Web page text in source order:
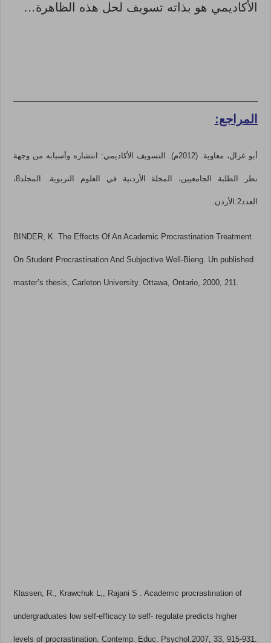
الأكاديمي هو بذاته تسويف لحل هذه الظاهرة…
المراجع:
أبو غزال، معاوية. (2012م). التسويف الأكاديمي: انتشاره وأسبابه من وجهة
نظر الطلبة الجامعيين، المجلة الأردنية في العلوم التربوية. المجلد8،
العدد2.الأردن.
BINDER, K. The Effects Of An Academic Procrastination Treatment
On Student Procrastination And Subjective Well-Bieng. Un published
master’s thesis, Carleton University. Ottawa, Ontario, 2000, 211.
Klassen, R., Krawchuk L,, Rajani S . Academic procrastination of
undergraduates low self-efficacy to self- regulate predicts higher
levels of procrastination. Contemp. Educ. Psychol.2007, 33, 915-931.